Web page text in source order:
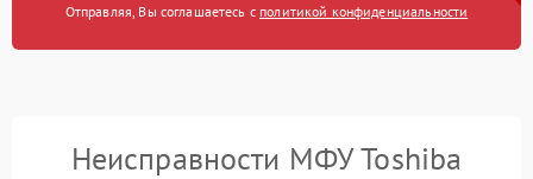
Отправляя, Вы соглашаетесь с политикой конфиденциальности
Неисправности МФУ Toshiba